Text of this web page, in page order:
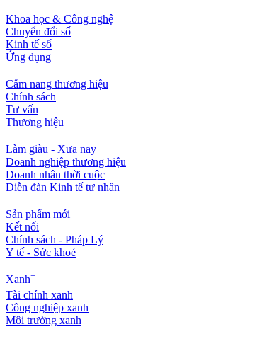
Khoa học & Công nghệ
Chuyển đổi số
Kinh tế số
Ứng dụng
Cẩm nang thương hiệu
Chính sách
Tư vấn
Thương hiệu
Làm giàu - Xưa nay
Doanh nghiệp thương hiệu
Doanh nhân thời cuộc
Diễn đàn Kinh tế tư nhân
Sản phẩm mới
Kết nối
Chính sách - Pháp Lý
Y tế - Sức khoẻ
Xanh+
Tài chính xanh
Công nghiệp xanh
Môi trường xanh